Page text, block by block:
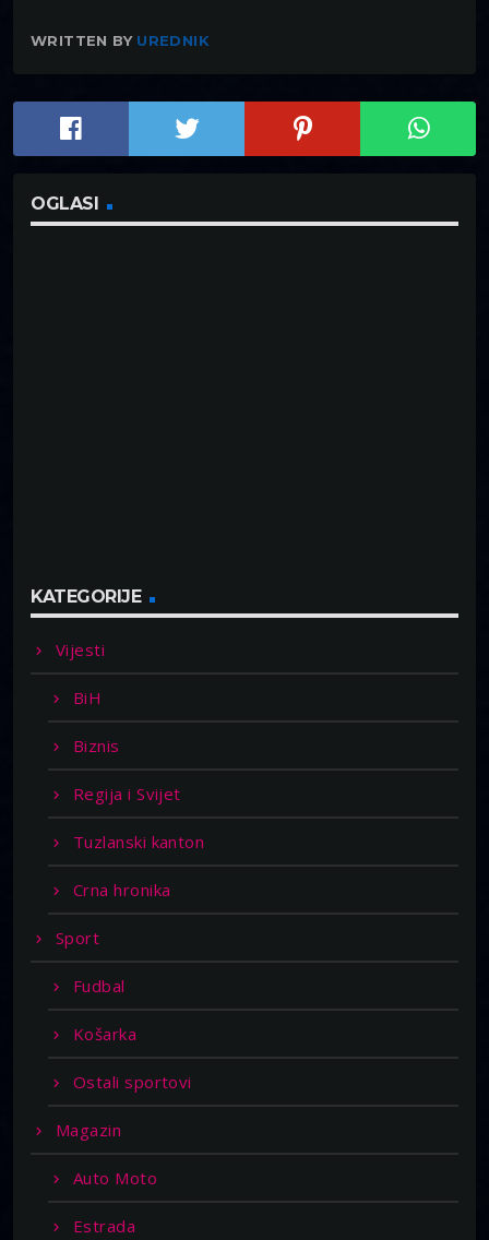
WRITTEN BY UREDNIK
OGLASI
KATEGORIJE
Vijesti
BiH
Biznis
Regija i Svijet
Tuzlanski kanton
Crna hronika
Sport
Fudbal
Košarka
Ostali sportovi
Magazin
Auto Moto
Estrada